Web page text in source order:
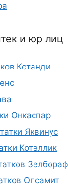
и юр лиц
Кстанди
Онкаспар
Яквинус
Котеллик
Зелбораф
Опсамит